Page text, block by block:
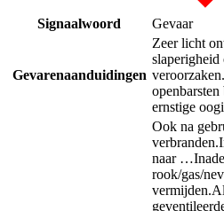
Signaalwoord Gevaar
Gevarenaanduidingen
Zeer licht
veroorzaken.
ernstige
Ook na
verbranden.
naar …
rook/gas/
vermijden.